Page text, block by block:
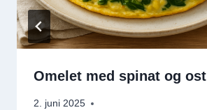
Omelet med spinat og ost
2. juni 2025